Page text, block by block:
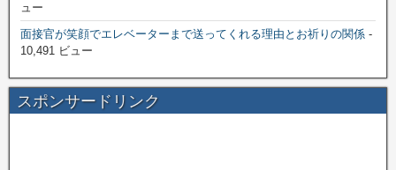
ュー
面接官が笑顔でエレベーターまで送ってくれる理由とお祈りの関係 -
10,491 ビュー
スポンサードリンク